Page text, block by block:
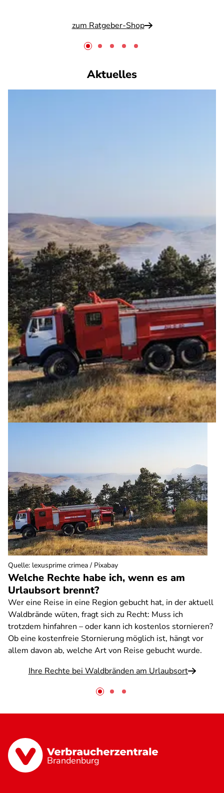
zum Ratgeber-Shop
Aktuelles
Welche Rechte habe ich, wenn es am
Urlaubsort brennt?
Wer eine Reise in eine Region gebucht hat, in der aktuell
Waldbrände wüten, fragt sich zu Recht: Muss ich
trotzdem hinfahren – oder kann ich kostenlos stornieren?
Ob eine kostenfreie Stornierung möglich ist, hängt vor
allem davon ab, welche Art von Reise gebucht wurde.
Ihre Rechte bei Waldbränden am Urlaubsort
Quelle: lexusprime crimea / Pixabay
Brandenburg